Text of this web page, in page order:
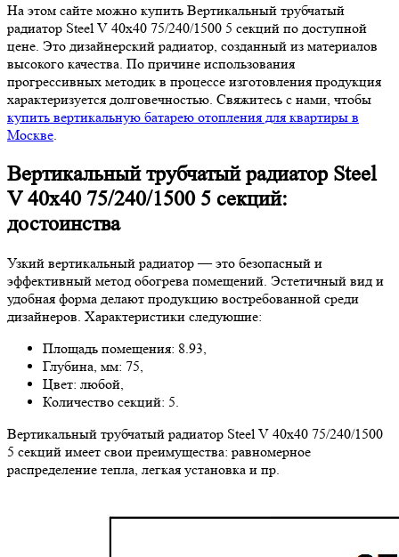
На этом сайте можно купить Вертикальный трубчатый
радиатор Steel V 40х40 75/240/1500 5 секций по доступной
цене. Это дизайнерский радиатор, созданный из материалов
высокого качества. По причине использования
прогрессивных методик в процессе изготовления продукция
характеризуется долговечностью. Свяжитесь с нами, чтобы
купить вертикальную батарею отопления для квартиры в
Москве
Вертикальный трубчатый радиатор Steel
V 40х40 75/240/1500 5 секций:
достоинства
Узкий вертикальный радиатор — это безопасный и
эффективный метод обогрева помещений. Эстетичный вид и
удобная форма делают продукцию востребованной среди
дизайнеров. Характеристики следуюшие:
Площадь помещения: 8.93,
Глубина, мм: 75,
Цвет: любой,
Количество секций: 5.
Вертикальный трубчатый радиатор Steel V 40х40 75/240/1500
5 секций имеет свои преимущества: равномерное
распределение тепла, легкая установка и пр.